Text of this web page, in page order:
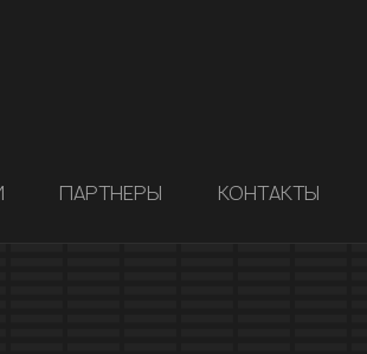
ПАРТНЕРЫ КОНТАКТЫ